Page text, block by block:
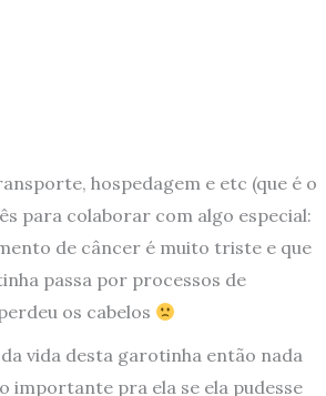
hospedagem e etc (que é o
para colaborar com algo especial:
de câncer é muito triste e que
passa por processos de
os cabelos
vida desta garotinha então nada
importante pra ela se ela pudesse